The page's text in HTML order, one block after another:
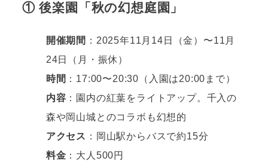
① 後楽園「秋の幻想庭園」
開催期間 ：2025年11月14日（金）〜11月
24日（月・振休）
時間 ：17:00〜20:30（入園は20:00まで）
内容 ：園内の紅葉をライトアップ。千入の
森や岡山城とのコラボも幻想的
アクセス ：岡山駅からバスで約15分
料金 ：大人500円